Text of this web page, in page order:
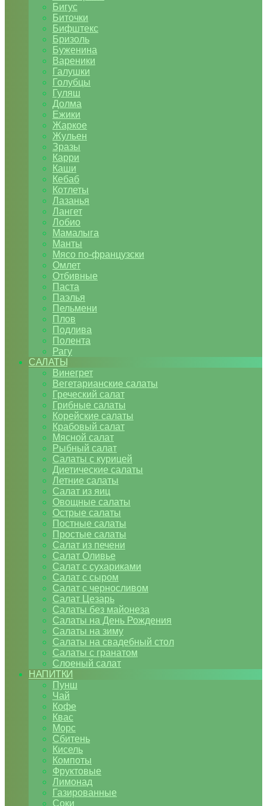
Бигус
Биточки
Бифштекс
Бризоль
Буженина
Вареники
Галушки
Голубцы
Гуляш
Долма
Ежики
Жаркое
Жульен
Зразы
Карри
Каши
Кебаб
Котлеты
Лазанья
Лангет
Лобио
Мамалыга
Манты
Мясо по-французски
Омлет
Отбивные
Паста
Паэлья
Пельмени
Плов
Подлива
Полента
Рагу
САЛАТЫ
Винегрет
Вегетарианские салаты
Греческий салат
Грибные салаты
Корейские салаты
Крабовый салат
Мясной салат
Рыбный салат
Салаты с курицей
Диетические салаты
Летние салаты
Салат из яиц
Овощные салаты
Острые салаты
Постные салаты
Простые салаты
Салат из печени
Салат Оливье
Салат с сухариками
Салат с сыром
Салат с черносливом
Салат Цезарь
Салаты без майонеза
Салаты на День Рождения
Салаты на зиму
Салаты на свадебный стол
Салаты с гранатом
Слоеный салат
НАПИТКИ
Пунш
Чай
Кофе
Квас
Морс
Сбитень
Кисель
Компоты
Фруктовые
Лимонад
Газированные
Соки